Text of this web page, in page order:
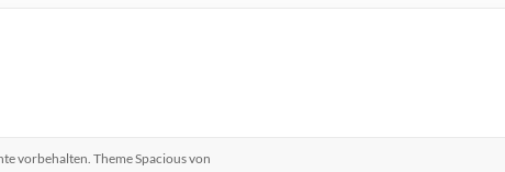
vorbehalten. ThemeSpaciousvon